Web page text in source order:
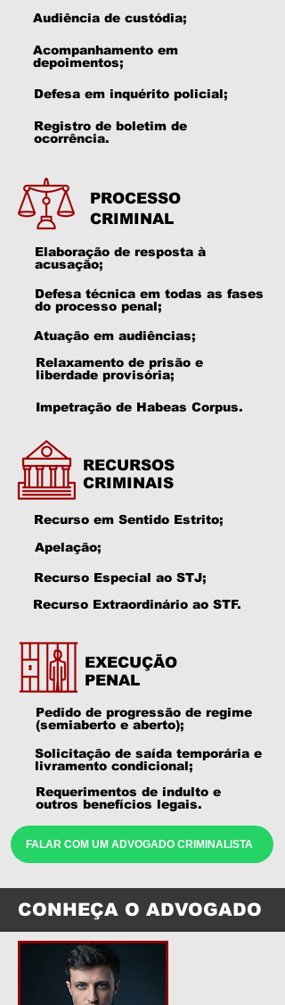
Audiência de custódia;
Acompanhamento em
depoimentos;
Defesa em inquérito policial;
Registro de boletim de
ocorrência.
PROCESSO
CRIMINAL
Elaboração de resposta à
acusação;
Defesa técnica em todas as fases
do processo penal;
Atuação em audiências;
Relaxamento de prisão e
liberdade provisória;
Impetração de Habeas Corpus.
RECURSOS
CRIMINAIS
Recurso em Sentido Estrito;
Apelação;
Recurso Especial ao STJ;
Recurso Extraordinário ao STF.
EXECUÇÃO
PENAL
Pedido de progressão de regime
(semiaberto e aberto);
Solicitação de saída temporária e
livramento condicional;
Requerimentos de indulto e
outros benefícios legais.
FALAR COM UM ADVOGADO CRIMINALISTA
CONHEÇA O ADVOGADO